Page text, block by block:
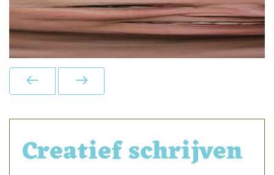
Creatief schrijven